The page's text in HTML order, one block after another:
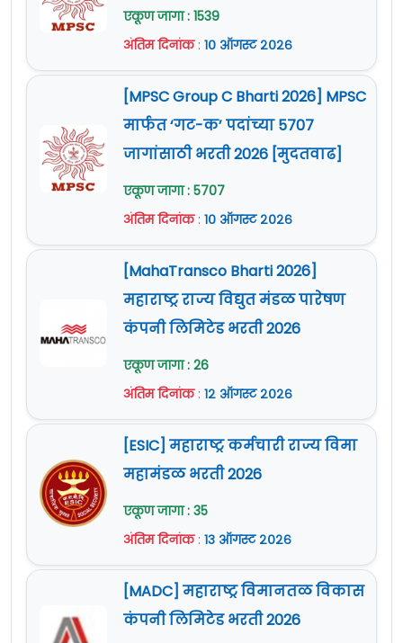
एकूण जागा : 1539
अंतिम दिनांक: १० ऑगस्ट २०२६
[MPSC Group C Bharti 2026] MPSC
मार्फत ‘गट-क’ पदांच्या 5707
जागांसाठी भरती 2026 [मुदतवाढ]
एकूण जागा : 5707
अंतिम दिनांक: १० ऑगस्ट २०२६
[MahaTransco Bharti 2026]
महाराष्ट्र राज्य विद्युत मंडळ पारेषण
कंपनी लिमिटेड भरती 2026
एकूण जागा : 26
अंतिम दिनांक: १२ ऑगस्ट २०२६
[ESIC] महाराष्ट्र कर्मचारी राज्य विमा
महामंडळ भरती 2026
एकूण जागा : 35
अंतिम दिनांक: १३ ऑगस्ट २०२६
[MADC] महाराष्ट्र विमानतळ विकास
कंपनी लिमिटेड भरती 2026